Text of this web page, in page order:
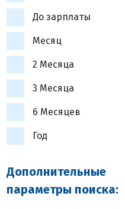
До зарплаты
Месяц
2 Месяца
3 Месяца
6 Месяцев
Год
Дополнительные
параметры поиска: